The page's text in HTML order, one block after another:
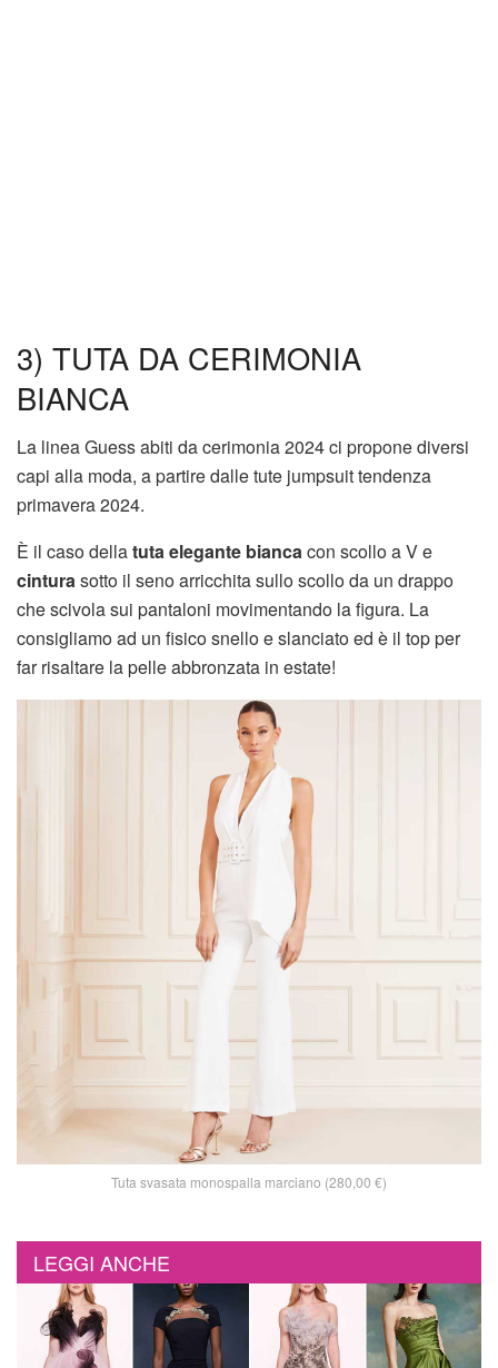
3) TUTA DA CERIMONIA
BIANCA
La linea Guess abiti da cerimonia 2024 ci propone diversi
capi alla moda, a partire dalle tute jumpsuit tendenza
primavera 2024.
È il caso dellatuta elegante biancacon scollo a V e
cinturasotto il seno arricchita sullo scollo da un drappo
che scivola sui pantaloni movimentando la figura. La
consigliamo ad un fisico snello e slanciato ed è il top per
far risaltare la pelle abbronzata in estate!
Tuta svasata monospalla marciano (280,00 €)
LEGGI ANCHE